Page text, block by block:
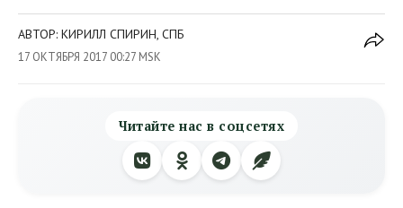
АВТОР: КИРИЛЛ СПИРИН, СПБ
17 ОКТЯБРЯ 2017 00:27 MSK
Читайте нас в соцсетях